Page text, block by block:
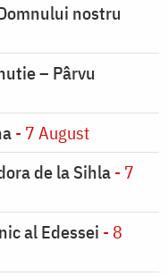
nostru
– Pârvu
- 7 August
de la Sihla- 7
al Edessei - 8